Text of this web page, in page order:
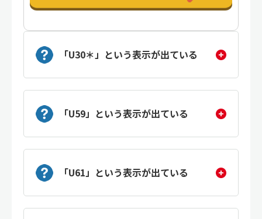
「U30＊」という表示が出ている
「U59」という表示が出ている
「U61」という表示が出ている